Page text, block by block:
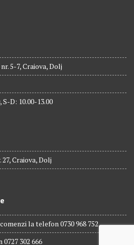
5-7, Craiova, Dolj
S-D: 10.00-13.00
Craiova, Dolj
la telefon 0730 968 752
302 666